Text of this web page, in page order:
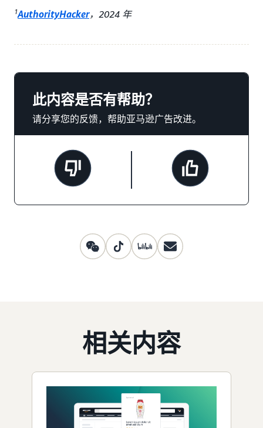
1AuthorityHacker，2024 年
此内容是否有帮助？
请分享您的反馈，帮助亚马逊广告改进。
相关内容